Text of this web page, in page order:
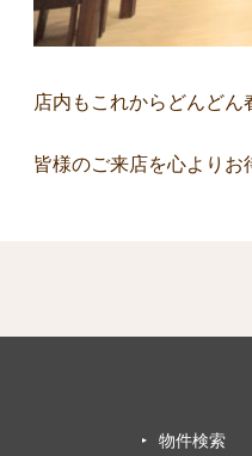
店内もこれからどんど
皆様のご来店を心よりお
物件検索